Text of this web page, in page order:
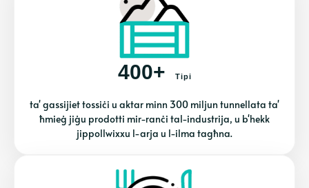
400+ Tipi
ta' gassijiet tossiċi u aktar minn 300 miljun tunnellata ta'
ħmieġ jiġu prodotti mir-ranċi tal-industrija, u b'hekk
jippollwixxu l-arja u l-ilma tagħna.